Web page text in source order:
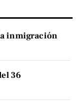
inmigración
36